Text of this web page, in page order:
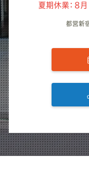
夏期休業：8
都営新